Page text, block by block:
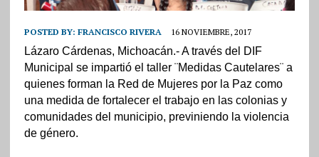
POSTED BY: FRANCISCO RIVERA 16 NOVIEMBRE, 2017
Lázaro Cárdenas, Michoacán.- A través del DIF
Municipal se impartió el taller ¨Medidas Cautelares¨ a
quienes forman la Red de Mujeres por la Paz como
una medida de fortalecer el trabajo en las colonias y
comunidades del municipio, previniendo la violencia
de género.